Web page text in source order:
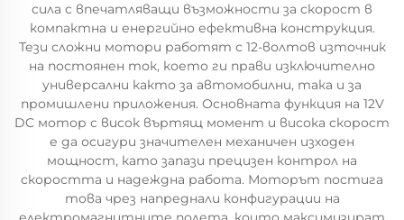
сила с впечатляващи възможности за скорост в
компактна и енергийно ефективна конструкция.
Тези сложни мотори работят с 12-волтов източник
на постоянен ток, което ги прави изключително
универсални както за автомобилни, така и за
промишлени приложения. Основната функция на 12V
DC мотор с висок въртящ момент и висока скорост
е да осигури значителен механичен изходен
мощност, като запази прецизен контрол на
скоростта и надеждна работа. Моторът постига
това чрез напреднали конфигурации на